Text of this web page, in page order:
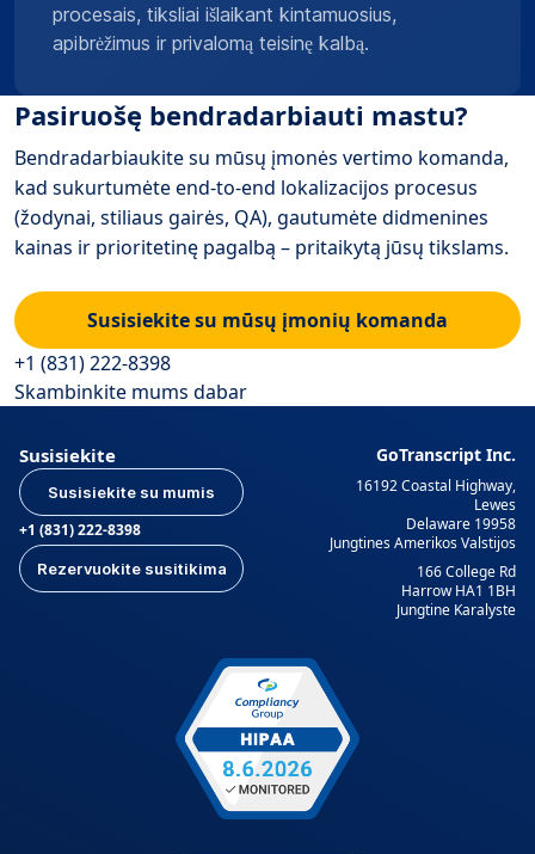
procesais, tiksliai išlaikant kintamuosius,
apibrėžimus ir privalomą teisinę kalbą.
Pasiruošę bendradarbiauti mastu?
Bendradarbiaukite su mūsų įmonės vertimo komanda,
kad sukurtumėte end-to-end lokalizacijos procesus
(žodynai, stiliaus gairės, QA), gautumėte didmenines
kainas ir prioritetinę pagalbą – pritaikytą jūsų tikslams.
Susisiekite su mūsų įmonių komanda
+1 (831) 222-8398
Skambinkite mums dabar
Susisiekite
Susisiekite su mumis
+1 (831) 222-8398
Rezervuokite susitikima
GoTranscript Inc.
16192 Coastal Highway,
Lewes
Delaware 19958
Jungtines Amerikos Valstijos
166 College Rd
Harrow HA1 1BH
Jungtine Karalyste